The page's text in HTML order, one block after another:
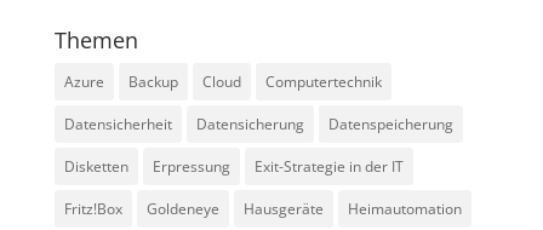
Themen
Azure Backup Cloud Computertechnik
Datensicherheit Datensicherung Datenspeicherung
Disketten Erpressung Exit-Strategie in der IT
Fritz!Box Goldeneye Hausgeräte Heimautomation